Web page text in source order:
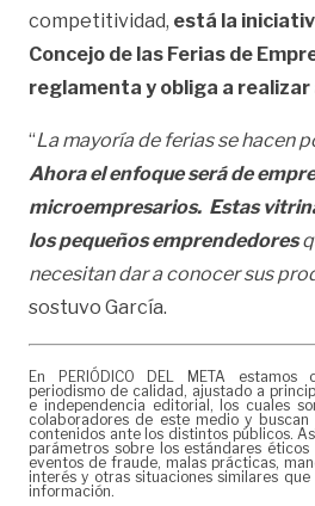
competitividad, está la
Concejo de las Ferias de
reglamenta y obliga a realizar
“La mayoría de ferias se hacen
Ahora el enfoque será de
microempresarios. Estas
los pequeños emprendedores
necesitan dar a conocer sus
sostuvo García.
En PERIÓDICO DEL META
periodismo de calidad, ajustado a
e independencia editorial, los cuales
colaboradores de este medio y
contenidos ante los distintos públicos.
parámetros sobre los estándares
eventos de fraude, malas prácticas,
interés y otras situaciones similares
información.